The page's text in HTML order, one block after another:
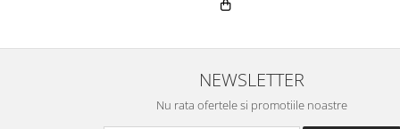
NEWSLETTER
Nu rata ofertele si promotiile noastre